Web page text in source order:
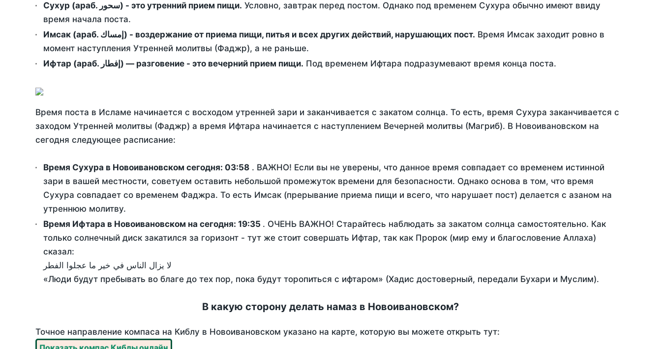
Сухур (араб. سحور) - это утренний прием пищи. Условно, завтрак перед постом. Однако под временем Сухура обычно имеют ввиду
время начала поста.
Имсак (араб. إمساك) - воздержание от приема пищи, питья и всех других действий, нарушающих пост. Время Имсак заходит ровно в
момент наступления Утренней молитвы (Фаджр), а не раньше.
Ифтар (араб. إفطار) — разговение - это вечерний прием пищи. Под временем Ифтара подразумевают время конца поста.
Время поста в Исламе начинается с восходом утренней зари и заканчивается с закатом солнца. То есть, время Сухура заканчивается с
заходом Утренней молитвы (Фаджр) а время Ифтара начинается с наступлением Вечерней молитвы (Магриб). В Новоивановском на
сегодня следующее расписание:
Время Сухура в Новоивановском сегодня: 03:58 . ВАЖНО! Если вы не уверены, что данное время совпадает со временем истинной
зари в вашей местности, советуем оставить небольшой промежуток времени для безопасности. Однако основа в том, что время
Сухура совпадает со временем Фаджра. То есть Имсак (прерывание приема пищи и всего, что нарушает пост) делается с азаном на
утреннюю молитву.
Время Ифтара в Новоивановском на сегодня: 19:35 . ОЧЕНЬ ВАЖНО! Старайтесь наблюдать за закатом солнца самостоятельно. Как
только солнечный диск закатился за горизонт - тут же стоит совершать Ифтар, так как Пророк (мир ему и благословение Аллаха)
сказал:
لا يزال الناس في خير ما عجلوا الفطر
«Люди будут пребывать во благе до тех пор, пока будут торопиться с ифтаром» (Хадис достоверный, передали Бухари и Муслим).
В какую сторону делать намаз в Новоивановском?
Точное направление компаса на Киблу в Новоивановском указано на карте, которую вы можете открыть тут: